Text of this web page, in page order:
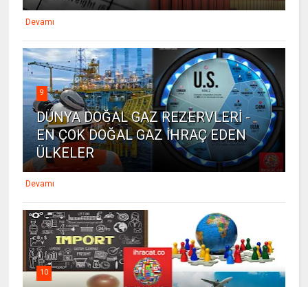
Devamı
9
DÜNYA DOĞAL GAZ REZERVLERİ -
EN ÇOK DOĞAL GAZ İHRAÇ EDEN
ÜLKELER
Devamı
10